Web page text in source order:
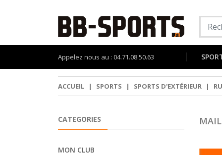
Appelez nous au : 04.71.08.50.63
ACCUEIL | SPORTS | SPORTS D'EXTÉRIEUR |
CATEGORIES
MON CLUB